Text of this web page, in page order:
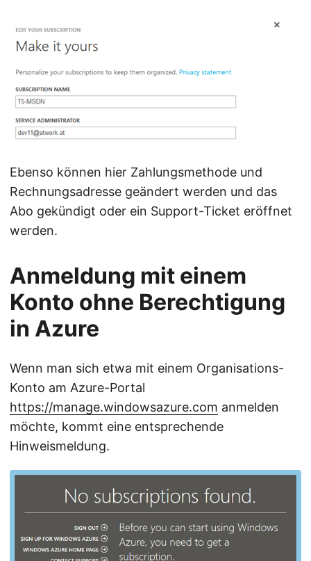
Ebenso können hier Zahlungsmethode und
Rechnungsadresse geändert werden und das
Abo gekündigt oder ein Support-Ticket eröffnet
werden.
Anmeldung mit einem
Konto ohne Berechtigung
in Azure
Wenn man sich etwa mit einem Organisations-
Konto am Azure-Portal
https://manage.windowsazure.com anmelden
möchte, kommt eine entsprechende
Hinweismeldung.